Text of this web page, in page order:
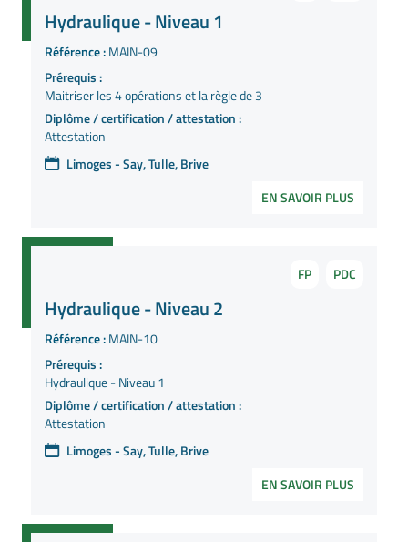
Hydraulique - Niveau 1
Référence :MAIN-09
Prérequis :
Maitriser les 4 opérations et la règle de 3
Diplôme / certification / attestation :
Attestation
Limoges - Say, Tulle, Brive
EN SAVOIR PLUS
FP PDC
Hydraulique - Niveau 2
Référence :MAIN-10
Prérequis :
Hydraulique - Niveau 1
Diplôme / certification / attestation :
Attestation
Limoges - Say, Tulle, Brive
EN SAVOIR PLUS